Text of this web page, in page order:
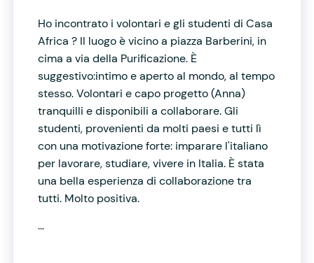
Ho incontrato i volontari e gli studenti di Casa
Africa ? Il luogo è vicino a piazza Barberini, in
cima a via della Purificazione. È
suggestivo:intimo e aperto al mondo, al tempo
stesso. Volontari e capo progetto (Anna)
tranquilli e disponibili a collaborare. Gli
studenti, provenienti da molti paesi e tutti lì
con una motivazione forte: imparare l'italiano
per lavorare, studiare, vivere in Italia. È stata
una bella esperienza di collaborazione tra
tutti. Molto positiva.
...